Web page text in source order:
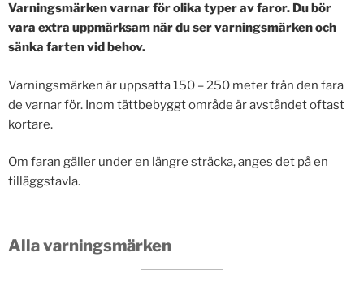
Varningsmärken varnar för olika typer av faror. Du bör
vara extra uppmärksam när du ser varningsmärken och
sänka farten vid behov.
Varningsmärken är uppsatta 150 – 250 meter från den fara
de varnar för. Inom tättbebyggt område är avståndet oftast
kortare.
Om faran gäller under en längre sträcka, anges det på en
tilläggstavla.
Alla varningsmärken